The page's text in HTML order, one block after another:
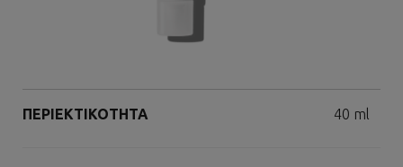
ΠΕΡΙΕΚΤΙΚΟΤΗΤΑ Volume
40 ml